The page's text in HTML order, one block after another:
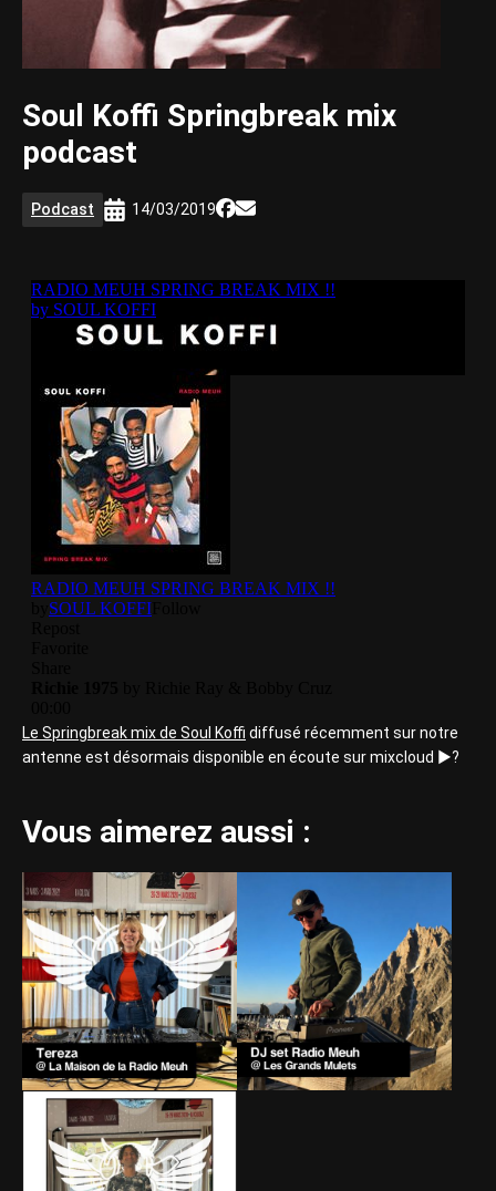
Soul Koffi Springbreak mix
podcast
Podcast 14/03/2019
Le Springbreak mix de Soul Koffi diffusé récemment sur notre
antenne est désormais disponible en écoute sur mixcloud ▶️?
Vous aimerez aussi :